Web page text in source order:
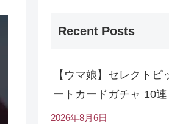
Recent Posts
【ウマ娘】セレクトピ
ートカードガチャ 10連
2026年8月6日